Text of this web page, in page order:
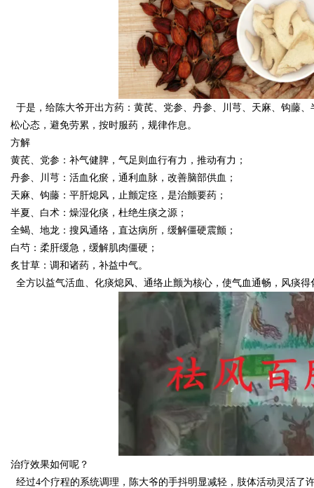
于是，给陈大爷开出方药：黄芪、党参、丹参、川芎、天麻、钩藤
松心态，避免劳累，按时服药，规律作息。
方解
黄芪、党参：补气健脾，气足则血行有力，推动有力；
丹参、川芎：活血化瘀，通利血脉，改善脑部供血；
天麻、钩藤：平肝熄风，止颤定痉，是治颤要药；
半夏、白术：燥湿化痰，杜绝生痰之源；
全蝎、地龙：搜风通络，直达病所，缓解僵硬震颤；
白芍：柔肝缓急，缓解肌肉僵硬；
炙甘草：调和诸药，补益中气。
全方以益气活血、化痰熄风、通络止颤为核心，使气血通畅，风痰
治疗效果如何呢？
经过4个疗程的系统调理，陈大爷的手抖明显减轻，肢体活动灵活了